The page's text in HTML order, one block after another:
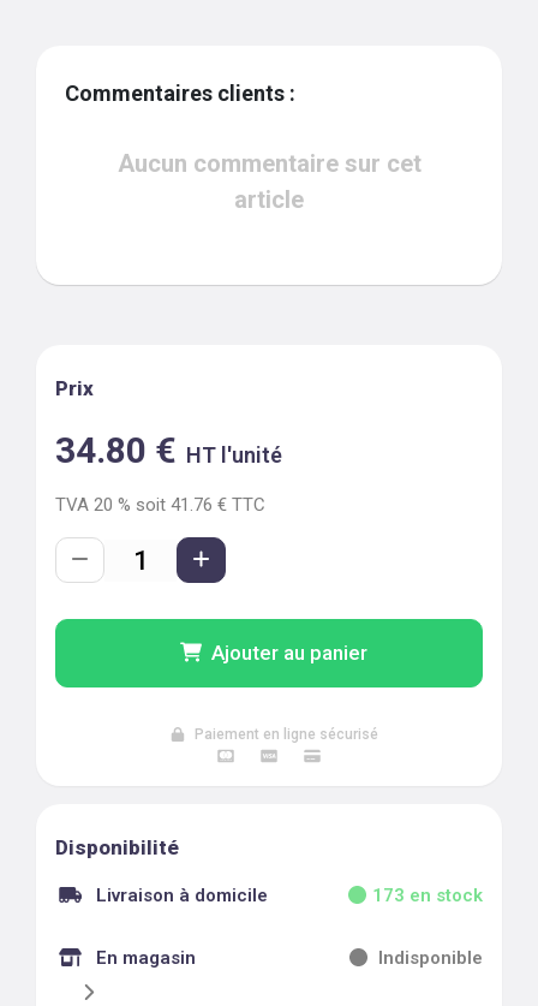
Commentaires clients :
Aucun commentaire sur cet
article
Prix
34.80 € HT l'unité
TVA 20 % soit 41.76 € TTC
Ajouter au panier
Paiement en ligne sécurisé
Disponibilité
Livraison à domicile 173 en stock
En magasin Indisponible